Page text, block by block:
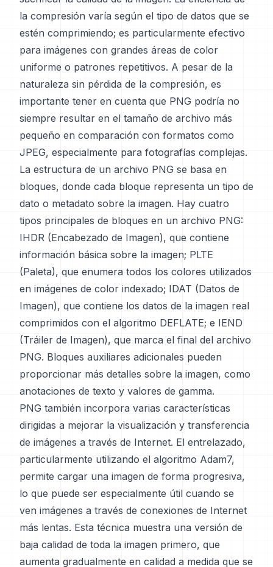
la compresión varía según el tipo de datos que se
estén comprimiendo; es particularmente efectivo
para imágenes con grandes áreas de color
uniforme o patrones repetitivos. A pesar de la
naturaleza sin pérdida de la compresión, es
importante tener en cuenta que PNG podría no
siempre resultar en el tamaño de archivo más
pequeño en comparación con formatos como
JPEG, especialmente para fotografías complejas.
La estructura de un archivo PNG se basa en
bloques, donde cada bloque representa un tipo de
dato o metadato sobre la imagen. Hay cuatro
tipos principales de bloques en un archivo PNG:
IHDR (Encabezado de Imagen), que contiene
información básica sobre la imagen; PLTE
(Paleta), que enumera todos los colores utilizados
en imágenes de color indexado; IDAT (Datos de
Imagen), que contiene los datos de la imagen real
comprimidos con el algoritmo DEFLATE; e IEND
(Tráiler de Imagen), que marca el final del archivo
PNG. Bloques auxiliares adicionales pueden
proporcionar más detalles sobre la imagen, como
anotaciones de texto y valores de gamma.
PNG también incorpora varias características
dirigidas a mejorar la visualización y transferencia
de imágenes a través de Internet. El entrelazado,
particularmente utilizando el algoritmo Adam7,
permite cargar una imagen de forma progresiva,
lo que puede ser especialmente útil cuando se
ven imágenes a través de conexiones de Internet
más lentas. Esta técnica muestra una versión de
baja calidad de toda la imagen primero, que
aumenta gradualmente en calidad a medida que se